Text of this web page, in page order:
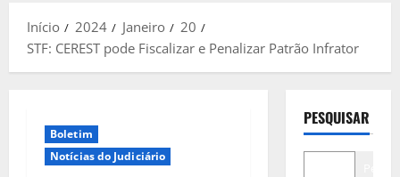
Início 2024 Janeiro
20
STF: CEREST pode Fiscalizar e Penalizar Patrão Infrator
Boletim
Notícias do Judiciário
PESQUISAR